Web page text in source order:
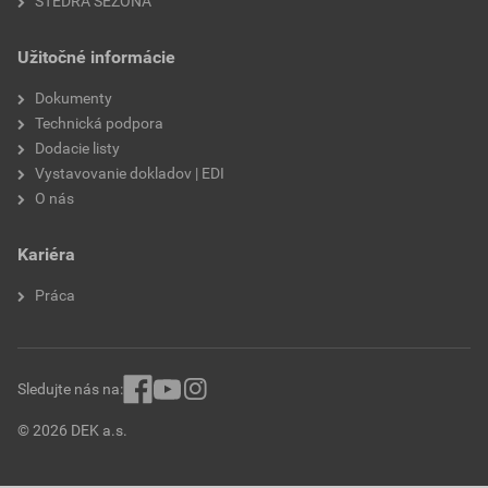
Užitočné informácie
Dokumenty
Technická podpora
Dodacie listy
Vystavovanie dokladov | EDI
O nás
Kariéra
Práca
© 2026 DEK a.s.
Sledujte nás na: